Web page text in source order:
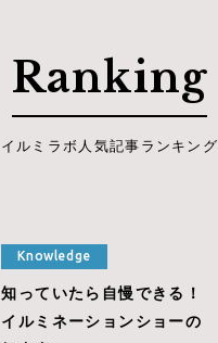
Ranking
イルミラボ人気記事ランキング
Knowledge
知っていたら自慢できる！
イルミネーションショーの